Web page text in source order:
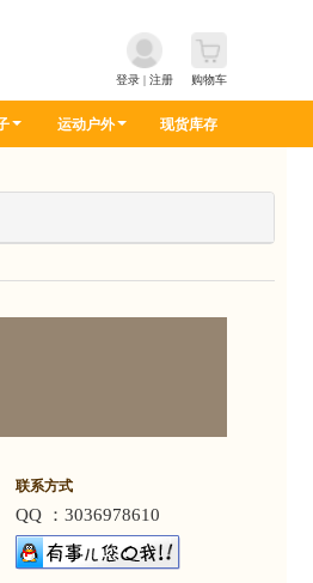
登录 | 注册 购物车
运动户外 现货库存
联系方式
QQ ：3036978610